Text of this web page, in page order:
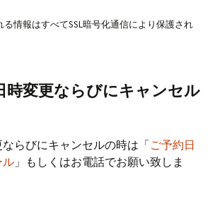
情報はすべてSSL暗号化通信により保護され
変更ならびにキャンセル
らびにキャンセルの時は「ご予約日
ル 」もしくはお電話でお願い致しま